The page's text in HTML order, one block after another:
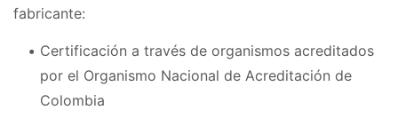
fabricante:
Certificación a través de organismos acreditados
por el Organismo Nacional de Acreditación de
Colombia